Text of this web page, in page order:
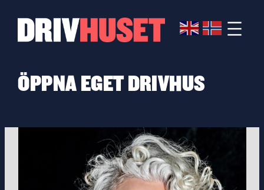
innehåll
ÖPPNA EGET DRIVHUS